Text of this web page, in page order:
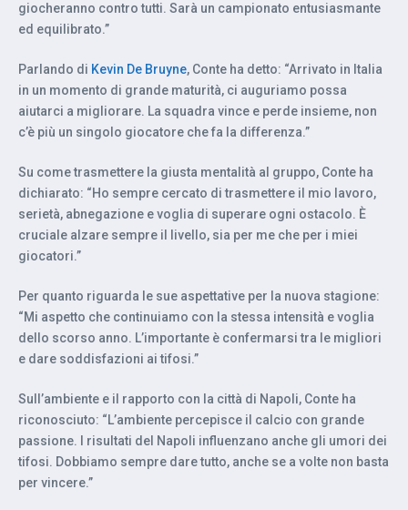
giocheranno contro tutti. Sarà un campionato entusiasmante
ed equilibrato.”
Parlando di Kevin De Bruyne, Conte ha detto: “Arrivato in Italia
in un momento di grande maturità, ci auguriamo possa
aiutarci a migliorare. La squadra vince e perde insieme, non
c’è più un singolo giocatore che fa la differenza.”
Su come trasmettere la giusta mentalità al gruppo, Conte ha
dichiarato: “Ho sempre cercato di trasmettere il mio lavoro,
serietà, abnegazione e voglia di superare ogni ostacolo. È
cruciale alzare sempre il livello, sia per me che per i miei
giocatori.”
Per quanto riguarda le sue aspettative per la nuova stagione:
“Mi aspetto che continuiamo con la stessa intensità e voglia
dello scorso anno. L’importante è confermarsi tra le migliori
e dare soddisfazioni ai tifosi.”
Sull’ambiente e il rapporto con la città di Napoli, Conte ha
riconosciuto: “L’ambiente percepisce il calcio con grande
passione. I risultati del Napoli influenzano anche gli umori dei
tifosi. Dobbiamo sempre dare tutto, anche se a volte non basta
per vincere.”